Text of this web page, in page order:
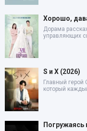
Хорошо,
Дорама
управляющих
S и X (2026)
Главный герой
который
Погружаясь